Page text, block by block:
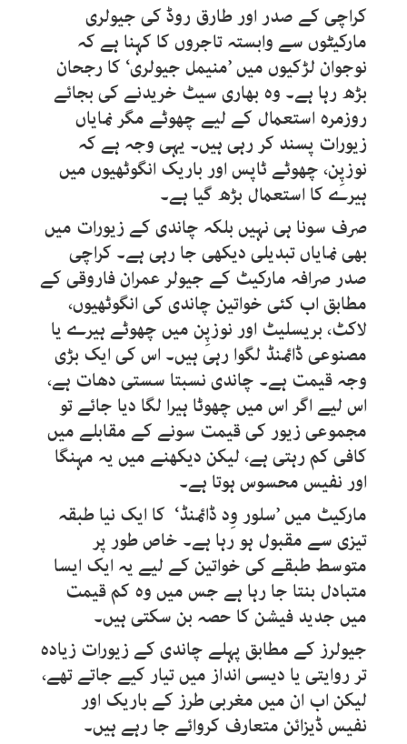
کراچی کے صدر اور طارق روڈ کی جیولری
مارکیٹوں سے وابستہ تاجروں کا کہنا ہے کہ
نوجوان لڑکیوں میں ’منیمل جیولری‘ کا رجحان
بڑھ رہا ہے۔ وہ بھاری سیٹ خریدنے کی بجائے
روزمرہ استعمال کے لیے چھوٹے مگر نمایاں
زیورات پسند کر رہی ہیں۔ یہی وجہ ہے کہ
نوزپِن، چھوٹے ٹاپس اور باریک انگوٹھیوں میں
ہیرے کا استعمال بڑھ گیا ہے۔
صرف سونا ہی نہیں بلکہ چاندی کے زیورات میں
بھی نمایاں تبدیلی دیکھی جا رہی ہے۔ کراچی
صدر صرافہ مارکیٹ کے جیولر عمران فاروقی کے
مطابق اب کئی خواتین چاندی کی انگوٹھیوں،
لاکٹ، بریسلیٹ اور نوزپِن میں چھوٹے ہیرے یا
مصنوعی ڈائمنڈ لگوا رہی ہیں۔ اس کی ایک بڑی
وجہ قیمت ہے۔ چاندی نسبتا سستی دھات ہے،
اس لیے اگر اس میں چھوٹا ہیرا لگا دیا جائے تو
مجموعی زیور کی قیمت سونے کے مقابلے میں
کافی کم رہتی ہے، لیکن دیکھنے میں یہ مہنگا
اور نفیس محسوس ہوتا ہے۔
مارکیٹ میں ’سلور وِد ڈائمنڈ‘ کا ایک نیا طبقہ
تیزی سے مقبول ہو رہا ہے۔ خاص طور پر
متوسط طبقے کی خواتین کے لیے یہ ایک ایسا
متبادل بنتا جا رہا ہے جس میں وہ کم قیمت
میں جدید فیشن کا حصہ بن سکتی ہیں۔
جیولرز کے مطابق پہلے چاندی کے زیورات زیادہ
تر روایتی یا دیسی انداز میں تیار کیے جاتے تھے،
لیکن اب ان میں مغربی طرز کے باریک اور
نفیس ڈیزائن متعارف کروائے جا رہے ہیں۔